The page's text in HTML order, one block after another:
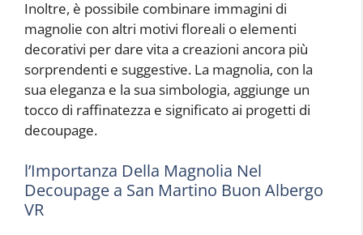
Inoltre, è possibile combinare immagini di
magnolie con altri motivi floreali o elementi
decorativi per dare vita a creazioni ancora più
sorprendenti e suggestive. La magnolia, con la
sua eleganza e la sua simbologia, aggiunge un
tocco di raffinatezza e significato ai progetti di
decoupage.
l’Importanza Della Magnolia Nel
Decoupage a San Martino Buon Albergo
VR